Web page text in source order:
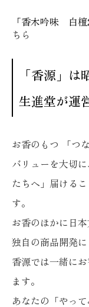
「香木吟味 白
ちら
「香源」
生進堂が運
お香のもつ 「つ
バリューを大切
たちへ」届ける
す。
お香のほかに日
独自の商品開発に
香源では一緒に
ます。
あなたの「やっ